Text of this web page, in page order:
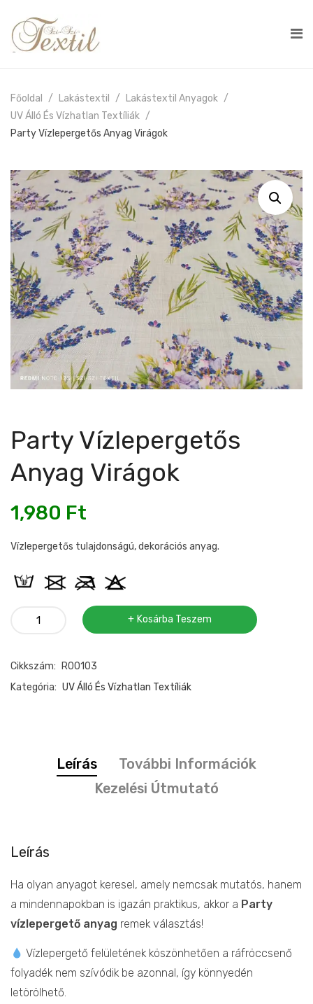
Főoldal Lakástextil
Lakástextil Anyagok
UV Álló És Vízhatlan Textíliák
Party Vízlepergetős Anyag Virágok
Party Vízlepergetős
Anyag Virágok
1,980 Ft
Vízlepergetős tulajdonságú, dekorációs anyag.
Party
virágok
mennyiség
Kosárba Teszem
Cikkszám:
R00103
Kategória: UV Álló És Vízhatlan Textíliák
Leírás
További Információk
Kezelési Útmutató
Leírás
Ha olyan anyagot keresel, amely nemcsak mutatós, hanem
a mindennapokban is igazán praktikus, akkor a Party
vízlepergető anyag remek választás!
Vízlepergető felületének köszönhetően a ráfröccsenő
folyadék nem szívódik be azonnal, így könnyedén
letörölhető.